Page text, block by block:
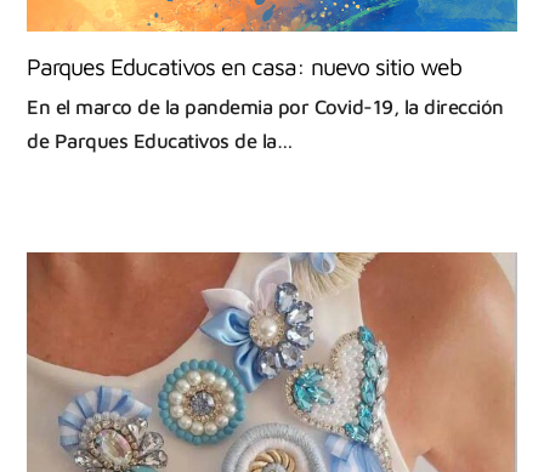
Parques Educativos en casa: nuevo sitio web
En el marco de la pandemia por Covid-19, la dirección
de Parques Educativos de la…